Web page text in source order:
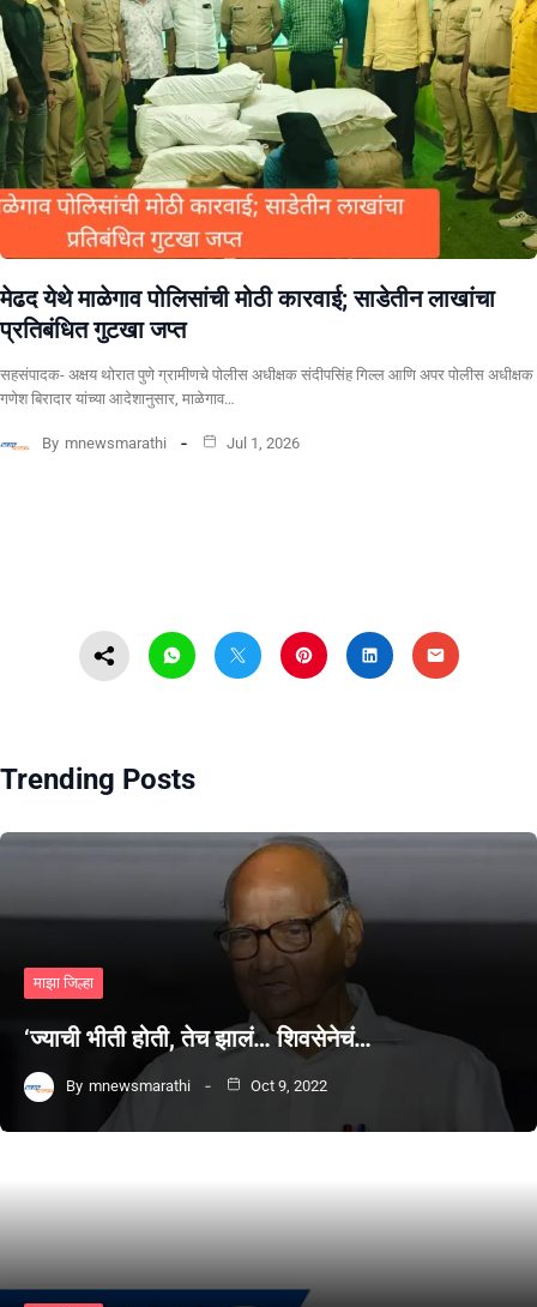
​मेढद येथे माळेगाव पोलिसांची मोठी कारवाई; साडेतीन लाखांचा
प्रतिबंधित गुटखा जप्त
सहसंपादक- अक्षय थोरात पुणे ग्रामीणचे पोलीस अधीक्षक संदीपसिंह गिल्ल आणि अपर पोलीस अधीक्षक
गणेश बिरादार यांच्या आदेशानुसार, माळेगाव…
By mnewsmarathi Jul 1, 2026
Trending Posts
माझा जिल्हा
‘ज्याची भीती होती, तेच झालं… शिवसेनेचं…
By mnewsmarathi Oct 9, 2022